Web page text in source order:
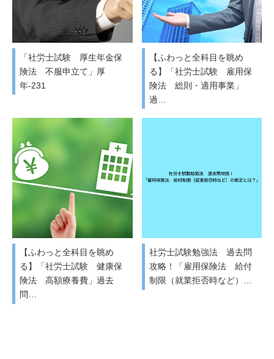
「社労士試験 厚生年金保
険法 不服申立て」厚
年-231
【ふわっと全科目を眺め
る】「社労士試験 雇用保
険法 総則・適用事業」
過…
【ふわっと全科目を眺め
る】「社労士試験 健康保
険法 高額療養費」過去
問…
社労士試験勉強法 過去問
攻略！「雇用保険法 給付
制限（就業拒否時など）…